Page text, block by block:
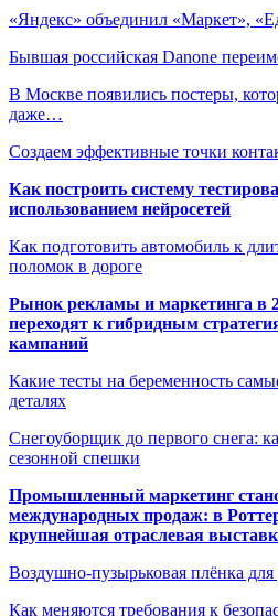
«Яндекс» объединил «Маркет»,
Бывшая российская Danone
В Москве появились постеры,
даже…
Создаем эффективные точки
Как построить систему
использованием нейросетей
Как подготовить автомобиль к
поломок в дороге
Рынок рекламы и маркетинга в
переходят к гибридным
кампаний
Какие тесты на беременность
деталях
Снегоуборщик до первого снега:
сезонной спешки
Промышленный маркетинг
международных продаж: в
крупнейшая отраслевая
Воздушно-пузырьковая плёнка для
Как меняются требования к